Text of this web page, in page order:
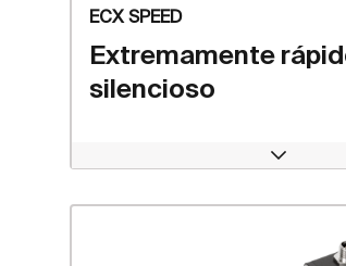
ECX SPEED
Extremamente
silencioso
Open